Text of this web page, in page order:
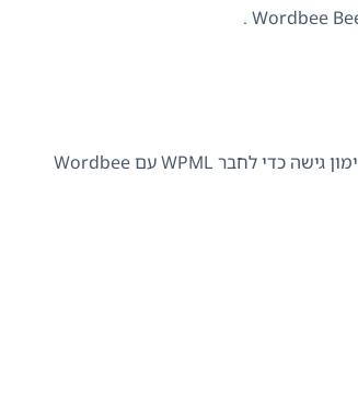
ברגע שאתה יוצר את החשבונות שלך, אתה צריך אסימון גישה כדי לחבר WPML עם Wordbee